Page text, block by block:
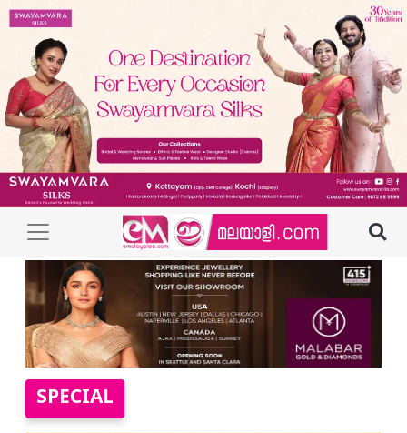
SPECIAL